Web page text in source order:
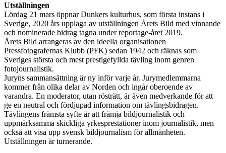
Utställningen
Lördag 21 mars öppnar Dunkers kulturhus, som första instans i
Sverige, 2020 års upplaga av utställningen Årets Bild med vinnande
och nominerade bidrag tagna under reportage-året 2019.
Årets Bild arrangeras av den ideella organisationen
Pressfotografernas Klubb (PFK) sedan 1942 och räknas som
Sveriges största och mest prestigefyllda tävling inom genren
fotojournalistik.
Juryns sammansättning är ny inför varje år. Jurymedlemmarna
kommer från olika delar av Norden och ingår oberoende av
varandra. En moderator, utan rösträtt, är även medverkande för att
ge en neutral och fördjupad information om tävlingsbidragen.
Tävlingens främsta syfte är att främja bildjournalistik och
uppmärksamma skickliga yrkesprestationer inom journalistik, men
också att visa upp svensk bildjournalism för allmänheten.
Utställningen är turnerande.